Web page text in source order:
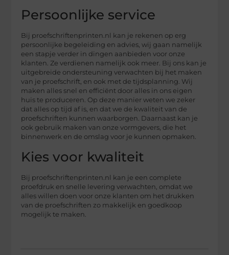
Persoonlijke service
Bij proefschriftenprinten.nl kan je rekenen op erg
persoonlijke begeleiding en advies, wij gaan namelijk
een stapje verder in dingen aanbieden voor onze
klanten. Ze verdienen namelijk ook meer. Bij ons kan je
uitgebreide ondersteuning verwachten bij het maken
van je proefschrift, en ook met de tijdsplanning. Wij
maken alles snel en efficiënt door alles in ons eigen
huis te produceren. Op deze manier weten we zeker
dat alles op tijd af is, en dat we de kwaliteit van de
proefschriften kunnen waarborgen. Daarnaast kan je
ook gebruik maken van onze vormgevers, die het
binnenwerk en de omslag voor je kunnen opmaken.
Kies voor kwaliteit
Bij proefschriftenprinten.nl kan je een complete
proefdruk en snelle levering verwachten, omdat we
alles willen doen voor onze klanten om het drukken
van de proefschriften zo makkelijk en goedkoop
mogelijk te maken.